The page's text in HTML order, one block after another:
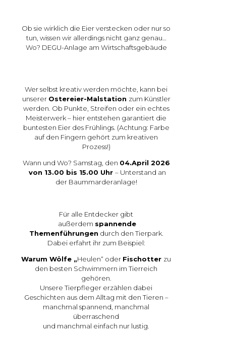
Ob sie wirklich die Eier verstecken oder nur so
tun, wissen wir allerdings nicht ganz genau…
Wo? DEGU-Anlage am Wirtschaftsgebäude
Wer selbst kreativ werden möchte, kann bei
unserer Ostereier-Malstation zum Künstler
werden. Ob Punkte, Streifen oder ein echtes
Meisterwerk – hier entstehen garantiert die
buntesten Eier des Frühlings. (Achtung: Farbe
auf den Fingern gehört zum kreativen
Prozess!)
Wann und Wo? Samstag, den 04.April 2026
von 13.00 bis 15.00 Uhr – Unterstand an
der Baummarderanlage!
Für alle Entdecker gibt
außerdem spannende
Themenführungen durch den Tierpark.
Dabei erfahrt ihr zum Beispiel:
Warum Wölfe „Heulen“ oder Fischotter zu
den besten Schwimmern im Tierreich
gehören.
Unsere Tierpfleger erzählen dabei
Geschichten aus dem Alltag mit den Tieren –
manchmal spannend, manchmal
überraschend
und manchmal einfach nur lustig.